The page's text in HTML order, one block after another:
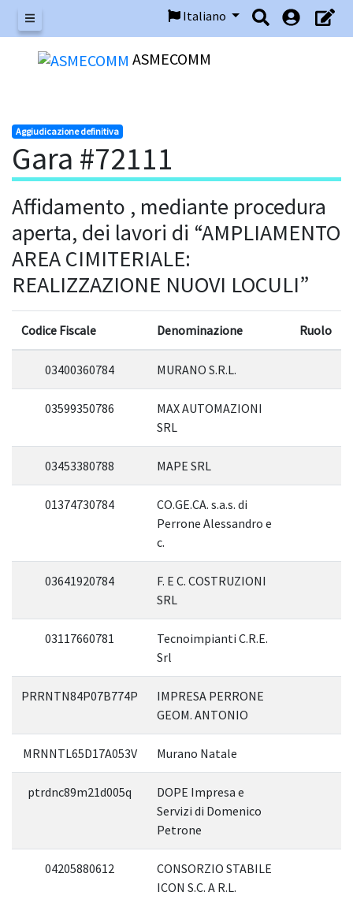
Menu
Italiano
ASMECOMM
Aggiudicazione definitiva
Gara #72111
Affidamento , mediante procedura
aperta, dei lavori di “AMPLIAMENTO
AREA CIMITERIALE:
REALIZZAZIONE NUOVI LOCULI”
Codice Fiscale Denominazione Ruolo
03400360784 MURANO S.R.L.
03599350786
MAX AUTOMAZIONI
SRL
03453380788 MAPE SRL
01374730784
CO.GE.CA. s.a.s. di
Perrone Alessandro e
c.
03641920784
F. E C. COSTRUZIONI
SRL
03117660781
Tecnoimpianti C.R.E.
Srl
PRRNTN84P07B774P
IMPRESA PERRONE
GEOM. ANTONIO
MRNNTL65D17A053V Murano Natale
ptrdnc89m21d005q
DOPE Impresa e
Servizi di Domenico
Petrone
04205880612
CONSORZIO STABILE
ICON S.C. A R.L.